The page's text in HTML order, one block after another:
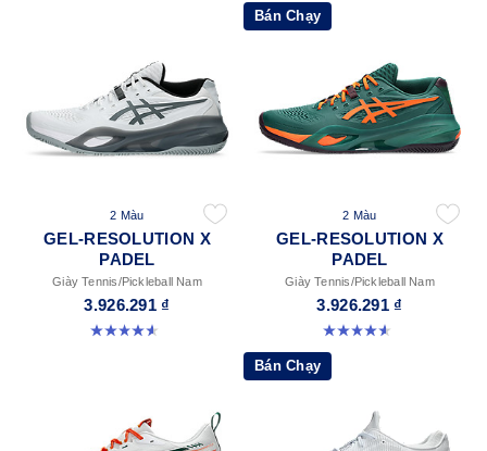
2 Màu
GEL-RESOLUTION X
PADEL
Giày Tennis/Pickleball Nam
3.926.291 ₫
4.6 trong số 5 sao. 61 đánh giá
Bán Chạy
2 Màu
GEL-RESOLUTION X
PADEL
Giày Tennis/Pickleball Nam
3.926.291 ₫
4.6 trong số 5 sao. 61 đánh giá
Bán Chạy